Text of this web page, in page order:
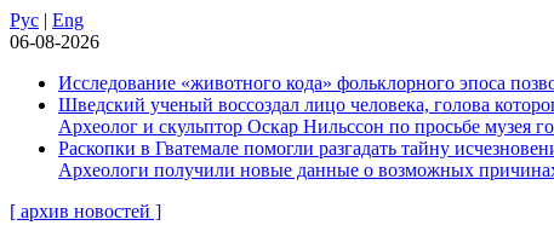
Рус | Eng
06-08-2026
Исследование «животного кода» фольклорного эпоса
Шведский ученый воссоздал лицо человека, голова
Археолог и скульптор Оскар Нильссон по просьбе музея
Раскопки в Гватемале помогли разгадать тайну
Археологи получили новые данные о возможных
[ архив новостей ]